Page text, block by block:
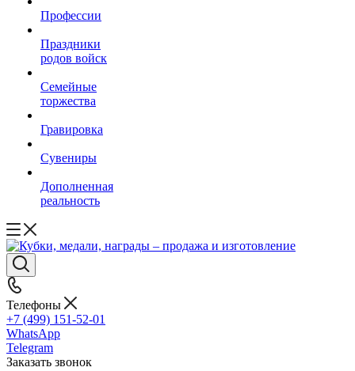
Профессии
Праздники
родов войск
Семейные
торжества
Гравировка
Сувениры
Дополненная
реальность
Телефоны
+7 (499) 151-52-01
WhatsApp
Telegram
Заказать звонок